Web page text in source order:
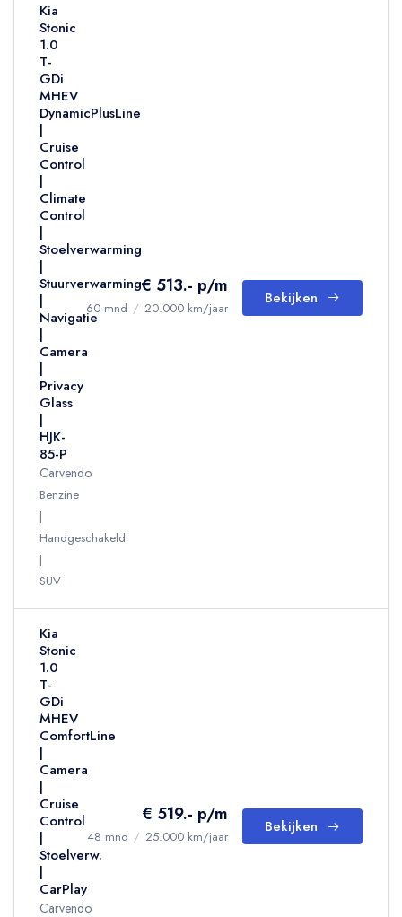
Kia
Stonic
1.0
T-
GDi
MHEV
DynamicPlusLine
|
Cruise
Control
|
Climate
Control
|
Stoelverwarming
|
Stuurverwarming
|
Navigatie
|
Camera
|
Privacy
Glass
|
HJK-
85-P
Carvendo
Benzine
Handgeschakeld
SUV
€ 513.- p/m
60 mnd / 20.000 km/jaar
Bekijken
Kia
Stonic
1.0
T-
GDi
MHEV
ComfortLine
|
Camera
|
Cruise
Control
|
Stoelverw.
|
CarPlay
Carvendo
€ 519.- p/m
48 mnd / 25.000 km/jaar
Bekijken